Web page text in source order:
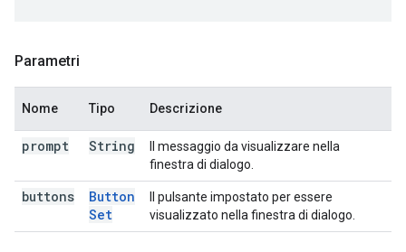
Parametri
Nome Tipo Descrizione
prompt String
Il messaggio da visualizzare nella
finestra di dialogo.
buttons
Button
Set
Il pulsante impostato per essere
visualizzato nella finestra di dialogo.